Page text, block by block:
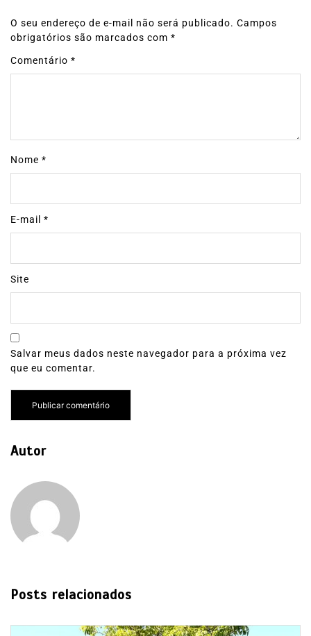
O seu endereço de e-mail não será publicado. Campos
obrigatórios são marcados com *
Comentário *
Nome *
E-mail *
Site
Salvar meus dados neste navegador para a próxima vez
que eu comentar.
Autor
Posts relacionados